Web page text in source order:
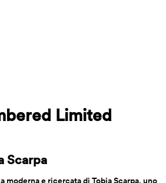
Limited
Scarpa
moderna e ricercata di Tobia Scarpa, uno